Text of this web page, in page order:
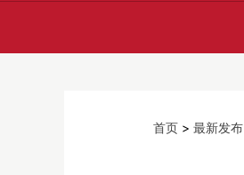
首页 > 最新发布